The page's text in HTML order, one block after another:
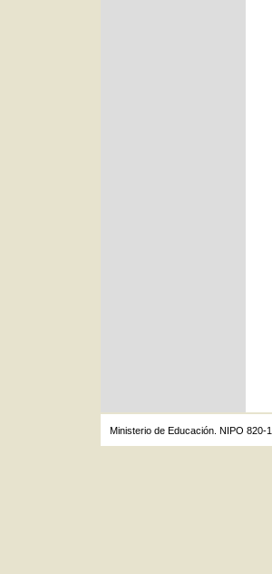
Ministerio de Educación. NIPO 820-